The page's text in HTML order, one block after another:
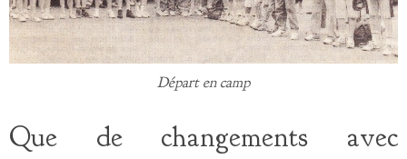
Départ en camp
Que de changements avec